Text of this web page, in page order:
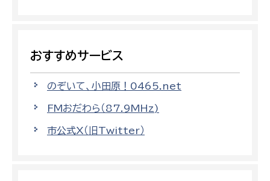
おすすめサービス
のぞいて、小田原！0465.net
FMおだわら（87.9MHz)
市公式X（旧Twitter）